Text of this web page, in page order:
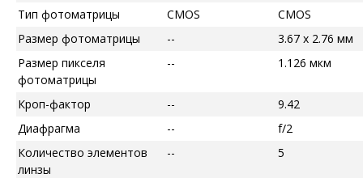
Тип фотоматрицы
CMOS
CMOS
Размер фотоматрицы
--
3.67 x 2.76 мм
Размер пикселя
фотоматрицы
-- 1.126 мкм
Кроп-фактор --
9.42
Диафрагма
--
f/2
Количество элементов
линзы
-- 5